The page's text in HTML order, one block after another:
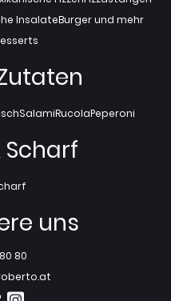
InsalateBurger und mehr
SalamiRucolaPeperoni
uns
80